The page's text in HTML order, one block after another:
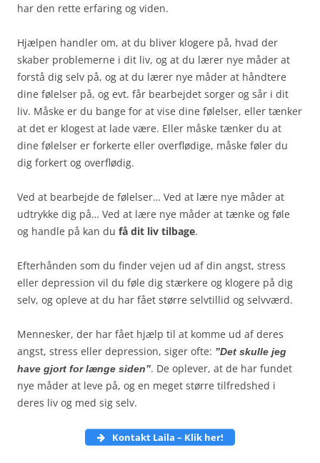
har den rette erfaring og viden.
Hjælpen handler om, at du bliver klogere på, hvad der
skaber problemerne i dit liv, og at du lærer nye måder at
forstå dig selv på, og at du lærer nye måder at håndtere
dine følelser på, og evt. får bearbejdet sorger og sår i dit
liv. Måske er du bange for at vise dine følelser, eller tænker
at det er klogest at lade være. Eller måske tænker du at
dine følelser er forkerte eller overflødige, måske føler du
dig forkert og overflødig.
Ved at bearbejde de følelser… Ved at lære nye måder at
udtrykke dig på… Ved at lære nye måder at tænke og føle
og handle på kan du få dit liv tilbage.
Efterhånden som du finder vejen ud af din angst, stress
eller depression vil du føle dig stærkere og klogere på dig
selv, og opleve at du har fået større selvtillid og selvværd.
Mennesker, der har fået hjælp til at komme ud af deres
angst, stress eller depression, siger ofte: ”Det skulle jeg
have gjort for længe siden”. De oplever, at de har fundet
nye måder at leve på, og en meget større tilfredshed i
deres liv og med sig selv.
Kontakt Laila – Klik her!